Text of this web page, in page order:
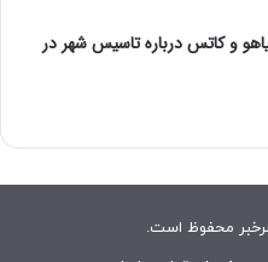
و کاتس درباره تاسیس شهر در
محفوظ است.